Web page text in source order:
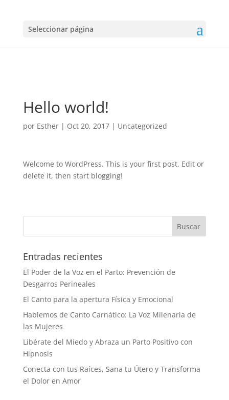
Seleccionar página
Hello world!
por Esther| Oct 20, 2017| Uncategorized
Welcome to WordPress. This is your first post. Edit or
delete it, then start blogging!
Entradas recientes
El Poder de la Voz en el Parto: Prevención de
Desgarros Perineales
El Canto para la apertura Física y Emocional
Hablemos de Canto Carnático: La Voz Milenaria de
las Mujeres
Libérate del Miedo y Abraza un Parto Positivo con
Hipnosis
Conecta con tus Raíces, Sana tu Útero y Transforma
el Dolor en Amor